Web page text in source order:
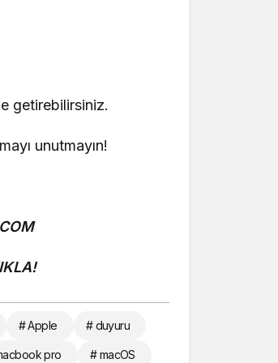
getirebilirsiniz.
unutmayın!
# Apple # duyuru
pro # macOS